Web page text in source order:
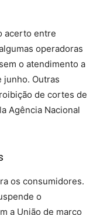
acerto entre
operadoras
o atendimento a
junho. Outras
de cortes de
Agência Nacional
os consumidores.
o
a União de março